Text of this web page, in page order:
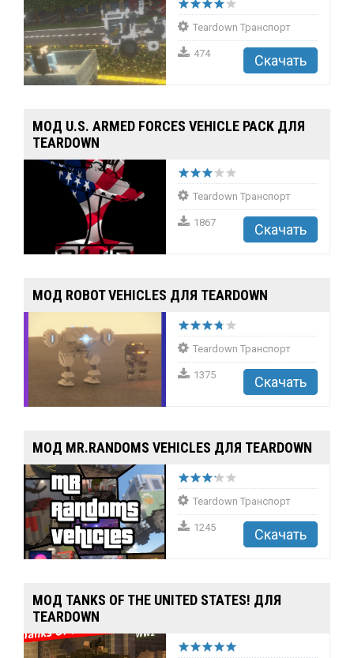
Teardown Транспорт
474 Скачать
МОД U.S. ARMED FORCES VEHICLE PACK ДЛЯ
TEARDOWN
Teardown Транспорт
1867 Скачать
МОД ROBOT VEHICLES ДЛЯ TEARDOWN
Teardown Транспорт
1375 Скачать
МОД MR.RANDOMS VEHICLES ДЛЯ TEARDOWN
Teardown Транспорт
1245 Скачать
МОД TANKS OF THE UNITED STATES! ДЛЯ
TEARDOWN